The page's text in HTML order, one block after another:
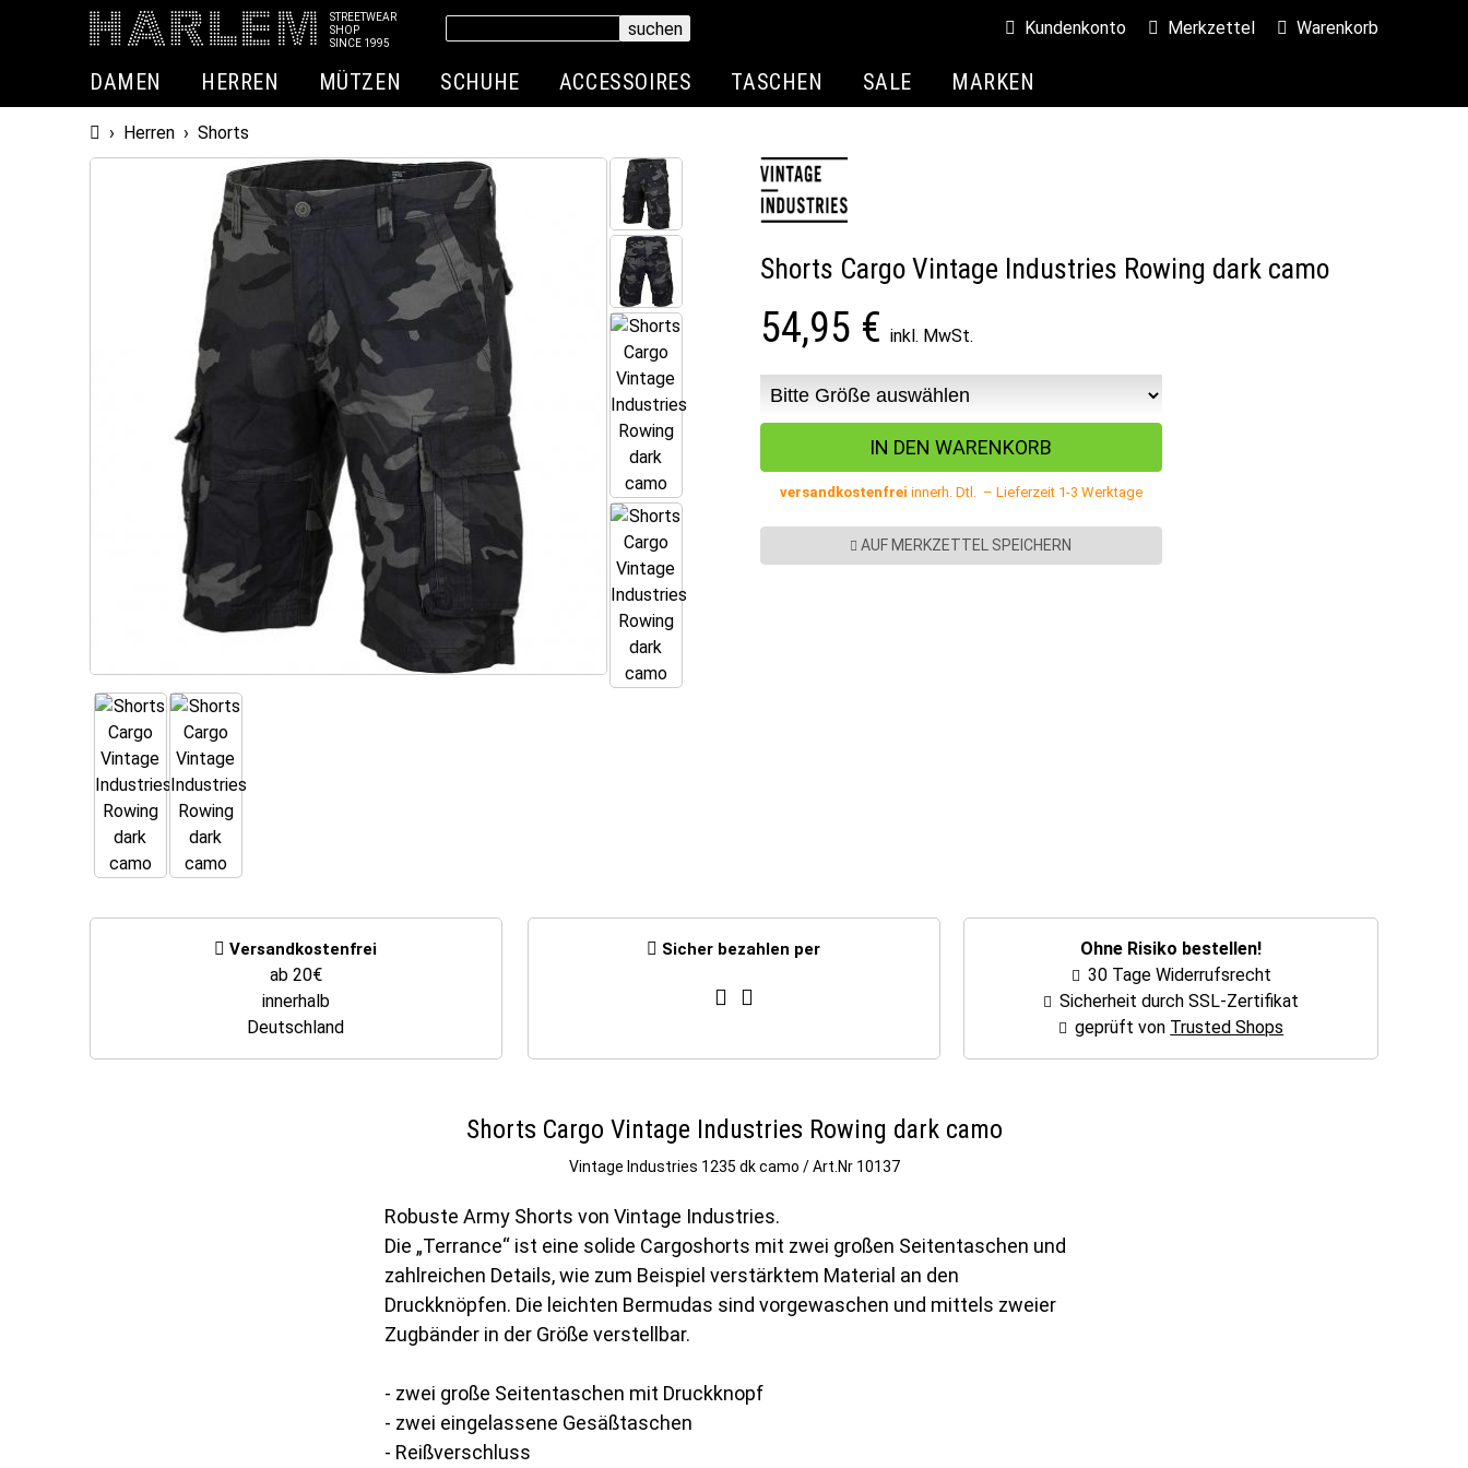
STREETWEAR
SHOP
SINCE 1995
Kundenkonto Merkzettel Warenkorb
DAMEN HERREN MÜTZEN SCHUHE ACCESSOIRES TASCHEN SALE MARKEN
Startseite
› Herren › Shorts
Shorts Cargo Vintage Industries Rowing dark camo
54,95 € inkl. MwSt.
versandkostenfrei innerh. Dtl. – Lieferzeit 1-3 Werktage
AUF MERKZETTEL SPEICHERN
Versandkostenfrei
ab 20€
innerhalb
Deutschland
Sicher bezahlen per
Ohne Risiko bestellen!
30 Tage Widerrufsrecht
Sicherheit durch SSL-Zertifikat
geprüft von Trusted Shops
Shorts Cargo Vintage Industries Rowing dark camo
Vintage Industries 1235 dk camo / Art.Nr 10137
Robuste Army Shorts von Vintage Industries.
Die „Terrance“ ist eine solide Cargoshorts mit zwei großen Seitentaschen und
zahlreichen Details, wie zum Beispiel verstärktem Material an den
Druckknöpfen. Die leichten Bermudas sind vorgewaschen und mittels zweier
Zugbänder in der Größe verstellbar.
- zwei große Seitentaschen mit Druckknopf
- zwei eingelassene Gesäßtaschen
- Reißverschluss